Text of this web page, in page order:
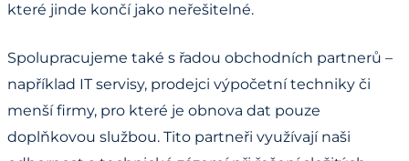
které jinde končí jako neřešitelné.
Spolupracujeme také s řadou obchodních partnerů –
například IT servisy, prodejci výpočetní techniky či
menší firmy, pro které je obnova dat pouze
doplňkovou službou. Tito partneři využívají naši